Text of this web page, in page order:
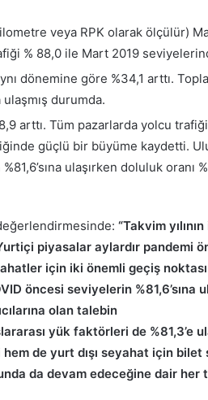
veya RPK olarak ölçülür)
% 88,0 ile Mart 2019
dönemine göre %34,1 arttı.
durumda.
arttı. Tüm pazarlarda yolcu
güçlü bir büyüme kaydetti.
ulaşırken doluluk oranı
“Takvim
piyasalar aylardır pandemi
için iki önemli geçiş noktası
öncesi seviyelerin %81,6’sına
olan talebin
yük faktörleri de %81,3’e
de yurt dışı seyahat için bilet
da devam edeceğine dair her
altın
–
Beşiktaş
Maçı
Kanal
D'de
Beşiktaş